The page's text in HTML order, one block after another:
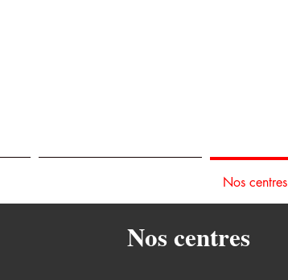
Nos centres
Nos centres